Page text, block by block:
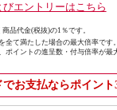
エントリーはこちら
品代金(税抜)の1％です。
て満たした場合の最大倍率です。
ポイントの進呈数・付与倍率が最
でお支払ならポイント